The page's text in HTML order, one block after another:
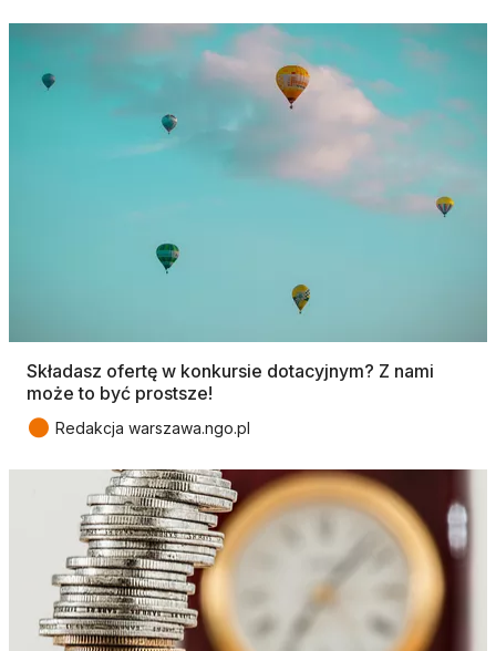
Składasz ofertę w konkursie dotacyjnym? Z nami
może to być prostsze!
● Redakcja warszawa.ngo.pl